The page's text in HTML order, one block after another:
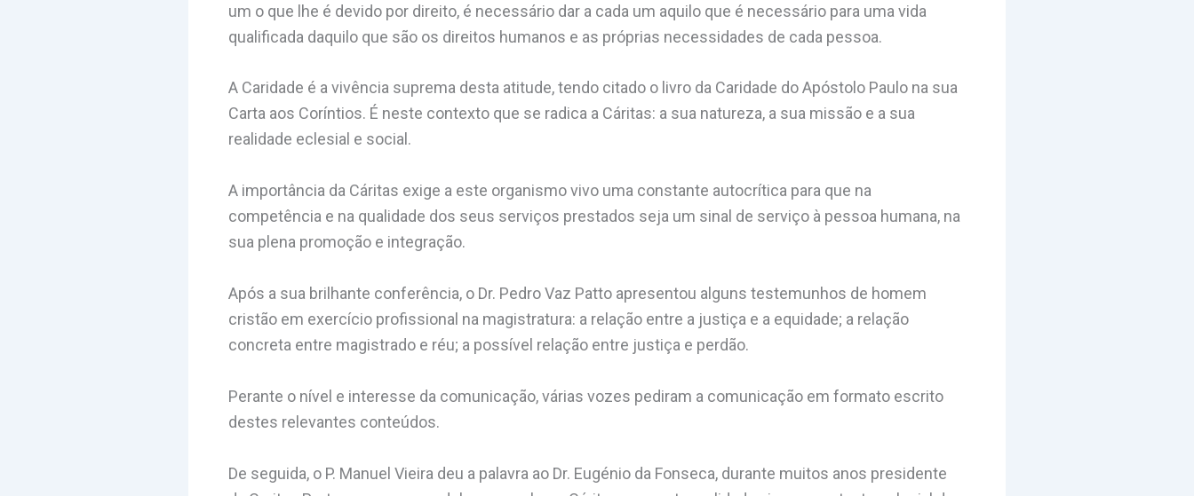
um o que lhe é devido por direito, é necessário dar a cada um aquilo que é necessário para uma vida
qualificada daquilo que são os direitos humanos e as próprias necessidades de cada pessoa.
A Caridade é a vivência suprema desta atitude, tendo citado o livro da Caridade do Apóstolo Paulo na sua
Carta aos Coríntios. É neste contexto que se radica a Cáritas: a sua natureza, a sua missão e a sua
realidade eclesial e social.
A importância da Cáritas exige a este organismo vivo uma constante autocrítica para que na
competência e na qualidade dos seus serviços prestados seja um sinal de serviço à pessoa humana, na
sua plena promoção e integração.
Após a sua brilhante conferência, o Dr. Pedro Vaz Patto apresentou alguns testemunhos de homem
cristão em exercício profissional na magistratura: a relação entre a justiça e a equidade; a relação
concreta entre magistrado e réu; a possível relação entre justiça e perdão.
Perante o nível e interesse da comunicação, várias vozes pediram a comunicação em formato escrito
destes relevantes conteúdos.
De seguida, o P. Manuel Vieira deu a palavra ao Dr. Eugénio da Fonseca, durante muitos anos presidente